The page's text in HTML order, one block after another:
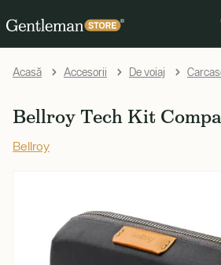
Acasă Accesorii De voiaj
Bellroy Tech Kit
Bellroy